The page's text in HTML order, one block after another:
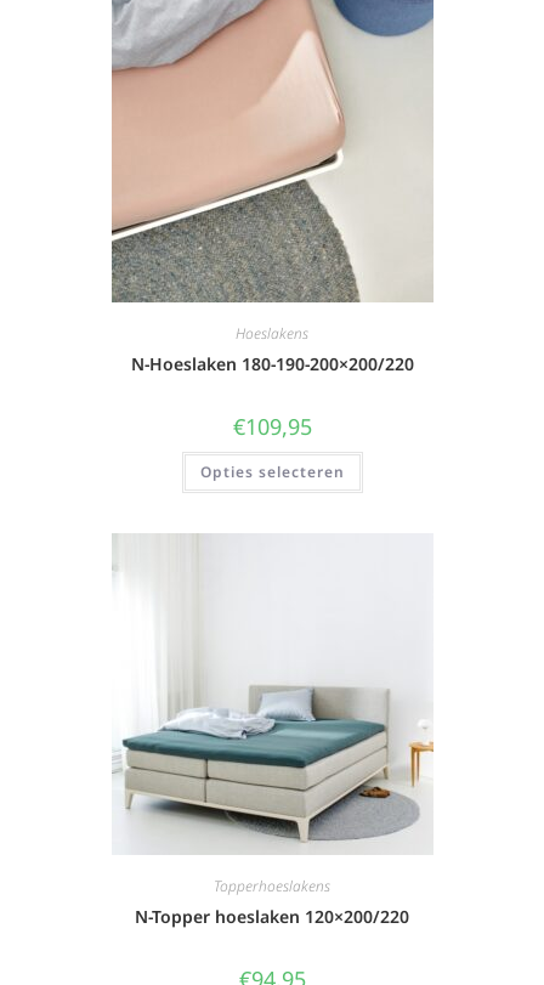
Hoeslakens
N-Hoeslaken 180-190-200×200/220
€109,95
Opties selecteren
Topperhoeslakens
N-Topper hoeslaken 120×200/220
€94,95